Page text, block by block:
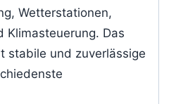
Wetterstationen,
Klimasteuerung. Das
stabile und zuverlässige